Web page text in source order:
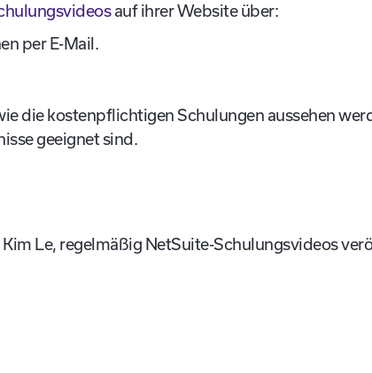
auf ihrer Website über:
per E-Mail.
die kostenpflichtigen Schulungen aussehen
geeignet sind.
Le, regelmäßig NetSuite-Schulungsvideos